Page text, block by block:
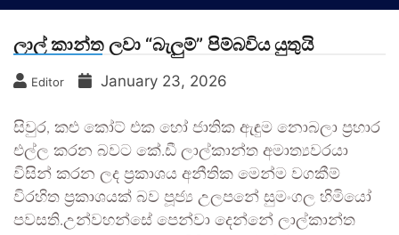
ලාල් කාන්ත ලවා “බැලුම්” පිම්බවිය යුතුයි
Editor January 23, 2026
සිවුර, කළු කෝට් එක හෝ ජාතික ඇඳුම නොබලා ප්‍රහාර
එල්ල කරන බවට කේ.ඩී ලාල්කාන්ත අමාත්‍යවරයා
විසින් කරන ලද ප්‍රකාශය අනීතික මෙන්ම වගකීම්
විරහිත ප්‍රකාශයක් බව පූජ්‍ය උලපනේ සුමංගල හිමියෝ
පවසති.උන්වහන්සේ පෙන්වා දෙන්නේ ලාල්කාන්ත